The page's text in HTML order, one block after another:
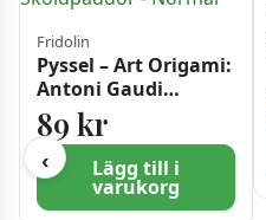
‹
Fridolin
Pyssel – Art Origami:
Antoni Gaudi
Sköldpaddor –
Normal
89 kr
Lägg till i
varukorg